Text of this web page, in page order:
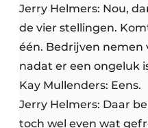
Jerry Helmers: Nou,
de vier stellingen.
één. Bedrijven nemen
nadat er een ongeluk
Kay Mullenders: Eens.
Jerry Helmers: Daar
toch wel even wat